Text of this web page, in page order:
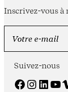
Inscrivez-vous à
Suivez-nous
Facebook Instagram LinkedIn YouTube Vimeo